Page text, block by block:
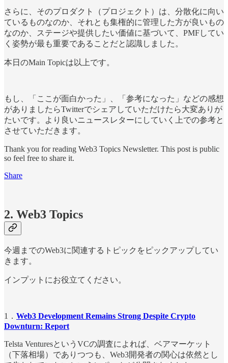
さらに、そのプロダクト（プロジェクト）は、分散化に向い
ているものなのか、それとも集権的に管理した方が良いもの
なのか、ステージや提供したい価値に基づいて、PMFしてい
く姿勢が最も重要であることだと認識しました。
本日のMain Topicは以上です。
もし、「ここが面白かった」、「参考になった」などの感想
がありましたらTwitterでシェアしていただけたら大変ありが
たいです。より良いニュースレターにしていく上での参考と
させていただきます。
Thank you for reading Web3 Topics Newsletter. This post is public
so feel free to share it.
Share
2. Web3 Topics
今週までのWeb3に関連するトピックをピックアップしてい
きます。
インプットにお役立てください。
1． Web3 Development Remains Strong Despite Crypto
Downturn: Report
Telsta VenturesというVCの調査によれば、ベアマーケット
（下落相場）でありつつも、Web3開発者の関心は依然とし